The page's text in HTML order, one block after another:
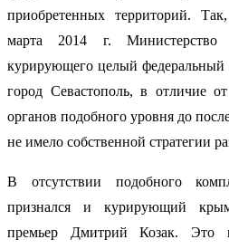
приобретенных территорий.
марта 2014 г.
курирующего целый
город Севастополь, в отличие
органов подобного уровня до
не имело собственной стратегии
В отсутствии подобного
признался и курирующий
премьер Дмитрий Козак. Это